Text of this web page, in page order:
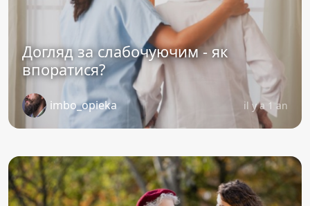
Догляд за слабочуючим - як
впоратися?
imbo_opieka il y a 1 an